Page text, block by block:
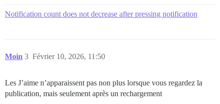
Notification count does not decrease after pressing notification
Moin Février 10, 2026, 11:50
3
Les J’aime n’apparaissent pas non plus lorsque vous regardez la
publication, mais seulement après un rechargement